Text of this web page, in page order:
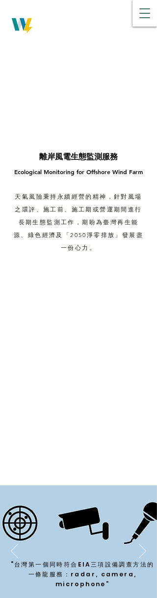
離岸風電生態監測服務
Ecological Monitoring for Offshore Wind Farm
天氣風險秉持永續經營的精神，針對風場
之環評、施工前、施工期或營運期間進行
長期生態監測工作，期盼為臺灣再生能
源、綠色經濟及「2050淨零排放」發展盡
一份心力。
“台灣第一個同時符合EIA三項設備調查方法的
一條龍服務：radar, camera,
microphone”